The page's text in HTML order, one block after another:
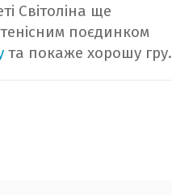
Світоліна ще
поєдинком
та покаже хорошу гру.